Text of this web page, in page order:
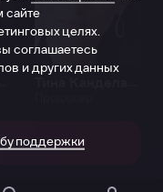
сайте
целях.
соглашаетесь
и других данных
поддержки